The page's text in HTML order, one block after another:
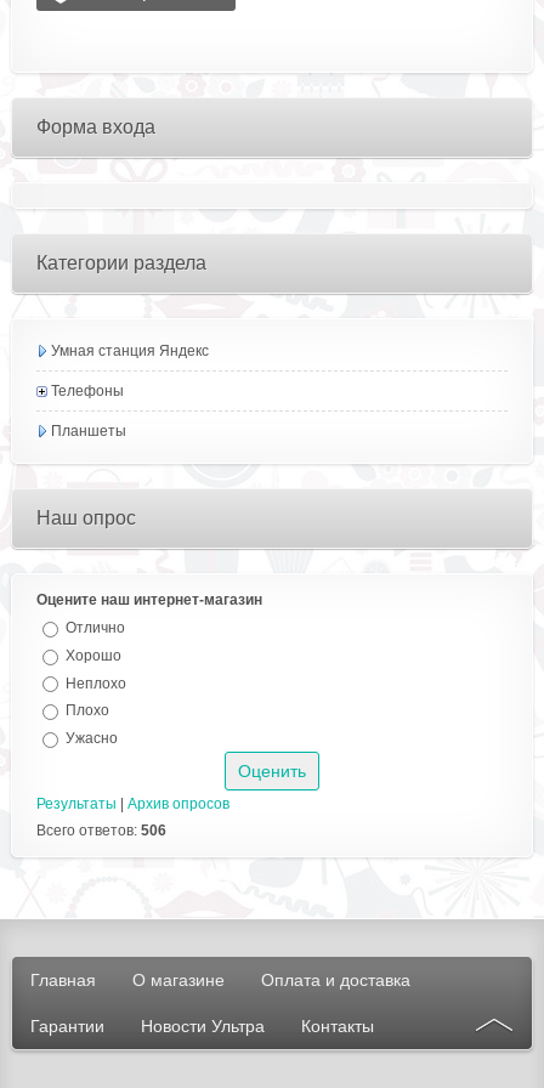
Форма входа
Категории раздела
Умная станция Яндекс
Телефоны
Планшеты
Наш опрос
Оцените наш интернет-магазин
Отлично
Хорошо
Неплохо
Плохо
Ужасно
Результаты
Архив опросов
Всего ответов: 506
Главная О магазине Оплата и доставка
Гарантии Новости Ультра Контакты